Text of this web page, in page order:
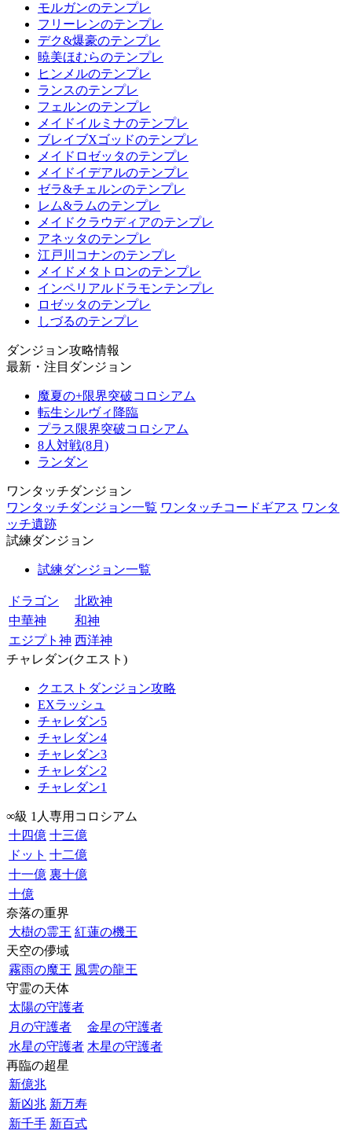
モルガンのテンプレ
フリーレンのテンプレ
デク&爆豪のテンプレ
暁美ほむらのテンプレ
ヒンメルのテンプレ
ランスのテンプレ
フェルンのテンプレ
メイドイルミナのテンプレ
ブレイブXゴッドのテンプレ
メイドロゼッタのテンプレ
メイドイデアルのテンプレ
ゼラ&チェルンのテンプレ
レム&ラムのテンプレ
メイドクラウディアのテンプレ
アネッタのテンプレ
江戸川コナンのテンプレ
メイドメタトロンのテンプレ
インペリアルドラモンテンプレ
ロゼッタのテンプレ
しづるのテンプレ
ダンジョン攻略情報
最新・注目ダンジョン
魔夏の+限界突破コロシアム
転生シルヴィ降臨
プラス限界突破コロシアム
8人対戦(8月)
ランダン
ワンタッチダンジョン
ワンタッチダンジョン一覧 ワンタッチコードギアス ワンタ
ッチ遺跡
試練ダンジョン
試練ダンジョン一覧
ドラゴン
北欧神
中華神
和神
エジプト神 西洋神
チャレダン(クエスト)
クエストダンジョン攻略
EXラッシュ
チャレダン5
チャレダン4
チャレダン3
チャレダン2
チャレダン1
∞級 1人専用コロシアム
十四億 十三億
ドット 十二億
十一億 裏十億
十億
奈落の重界
大樹の霊王 紅蓮の機王
天空の儚域
霧雨の魔王 風雲の龍王
守霊の天体
太陽の守護者
月の守護者
金星の守護者
水星の守護者 木星の守護者
再臨の超星
新億兆
新凶兆 新万寿
新千手 新百式